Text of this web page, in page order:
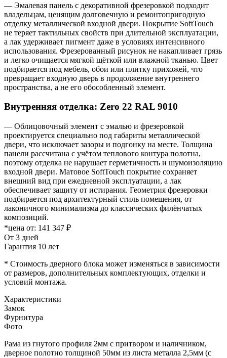
— Эмалевая панель с декоративной фрезеровкой подходит
владельцам, ценящим долговечную и ремонтопригодную
отделку металлической входной двери. Покрытие SoftTouch
не теряет тактильных свойств при длительной эксплуатации,
а лак удерживает пигмент даже в условиях интенсивного
использования. Фрезерованный рисунок не накапливает грязь
и легко очищается мягкой щёткой или влажной тканью. Цвет
подбирается под мебель, обои или плитку прихожей, что
превращает входную дверь в продолжение внутреннего
пространства, а не его обособленный элемент.
Внутренняя отделка: Zero 22 RAL 9010
— Облицовочный элемент с эмалью и фрезеровкой
проектируется специально под габариты металлической
двери, что исключает зазоры и подгонку на месте. Толщина
панели рассчитана с учётом теплового контура полотна,
поэтому отделка не нарушает герметичность и шумоизоляцию
входной двери. Матовое SoftTouch покрытие сохраняет
внешний вид при ежедневной эксплуатации, а лак
обеспечивает защиту от истирания. Геометрия фрезеровки
подбирается под архитектурный стиль помещения, от
лаконичного минимализма до классических филёнчатых
композиций.
*цена от: 141 347 ₽
От 3 дней
Гарантия 10 лет
* Стоимость дверного блока может изменяться в зависимости
от размеров, дополнительных комплектующих, отделки и
условий монтажа.
Характеристики
Замок
Фурнитура
Фото
Рама из гнутого профиля 2мм с притвором и наличником,
дверное полотно толщиной 50мм из листа металла 2,5мм (с